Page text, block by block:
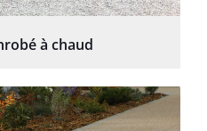
à chaud